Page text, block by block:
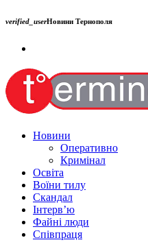
verified_userНовини Тернополя
Новини
Оперативно
Кримінал
Освіта
Воїни тилу
Скандал
Інтерв’ю
Файні люди
Співпраця